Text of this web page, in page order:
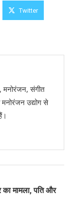
Twitter
मनोरंजन, संगीत
उद्योग से
का मामला, पति और